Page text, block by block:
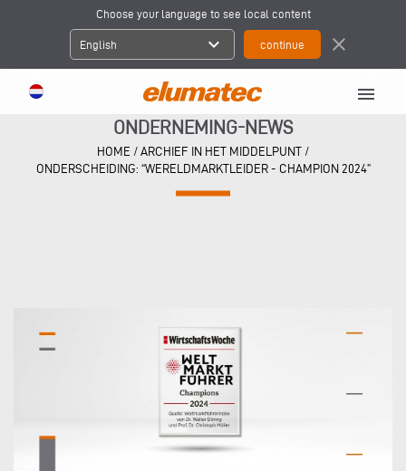
Choose your language to see local content
English expand_more close
menu
ONDERNEMING-NEWS
HOME / ARCHIEF IN HET MIDDELPUNT /
ONDERSCHEIDING: “WERELDMARKTLEIDER - CHAMPION 2024”